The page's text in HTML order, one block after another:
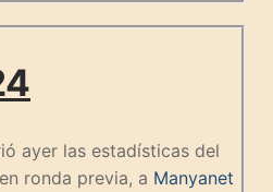
ayer las estadísticas del
ronda previa, a Manyanet